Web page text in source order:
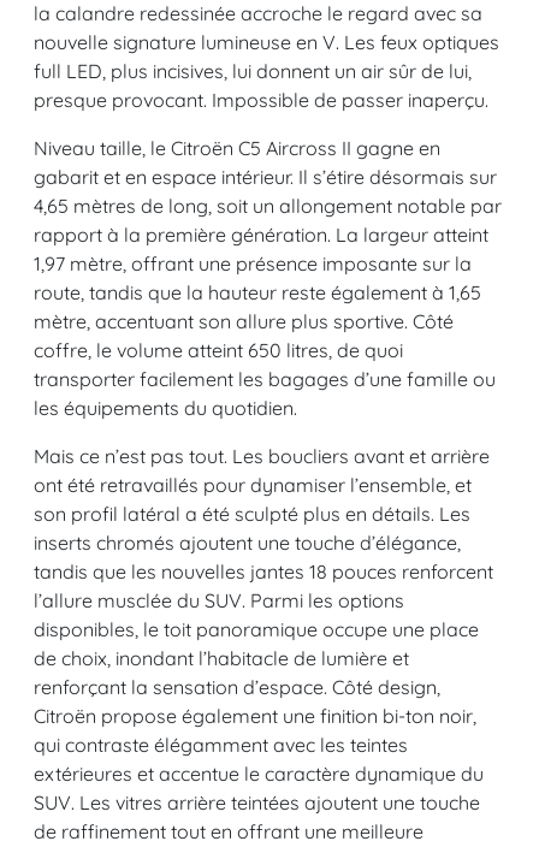
la calandre redessinée accroche le regard avec sa
nouvelle signature lumineuse en V. Les feux optiques
full LED, plus incisives, lui donnent un air sûr de lui,
presque provocant. Impossible de passer inaperçu.
Niveau taille, le Citroën C5 Aircross II gagne en
gabarit et en espace intérieur. Il s’étire désormais sur
4,65 mètres de long, soit un allongement notable par
rapport à la première génération. La largeur atteint
1,97 mètre, offrant une présence imposante sur la
route, tandis que la hauteur reste également à 1,65
mètre, accentuant son allure plus sportive. Côté
coffre, le volume atteint 650 litres, de quoi
transporter facilement les bagages d’une famille ou
les équipements du quotidien.
Mais ce n’est pas tout. Les boucliers avant et arrière
ont été retravaillés pour dynamiser l’ensemble, et
son profil latéral a été sculpté plus en détails. Les
inserts chromés ajoutent une touche d’élégance,
tandis que les nouvelles jantes 18 pouces renforcent
l’allure musclée du SUV. Parmi les options
disponibles, le toit panoramique occupe une place
de choix, inondant l’habitacle de lumière et
renforçant la sensation d’espace. Côté design,
Citroën propose également une finition bi-ton noir,
qui contraste élégamment avec les teintes
extérieures et accentue le caractère dynamique du
SUV. Les vitres arrière teintées ajoutent une touche
de raffinement tout en offrant une meilleure